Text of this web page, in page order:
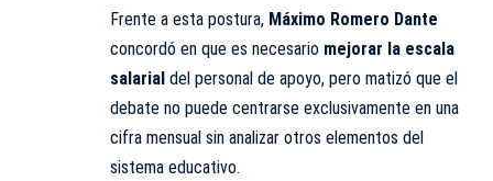
Frente a esta postura, Máximo Romero Dante
concordó en que es necesario mejorar la escala
salarial del personal de apoyo, pero matizó que el
debate no puede centrarse exclusivamente en una
cifra mensual sin analizar otros elementos del
sistema educativo.